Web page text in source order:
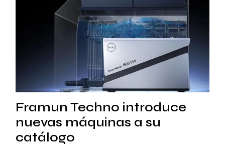
Framun Techno introduce
nuevas máquinas a su
catálogo